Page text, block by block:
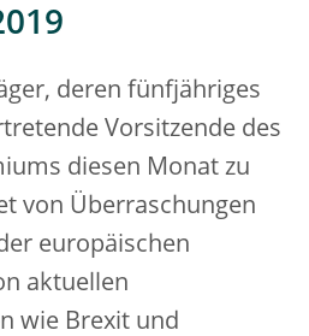
deren fünfjähriges
Vorsitzende des
diesen Monat zu
von Überraschungen
europäischen
aktuellen
wie Brexit und